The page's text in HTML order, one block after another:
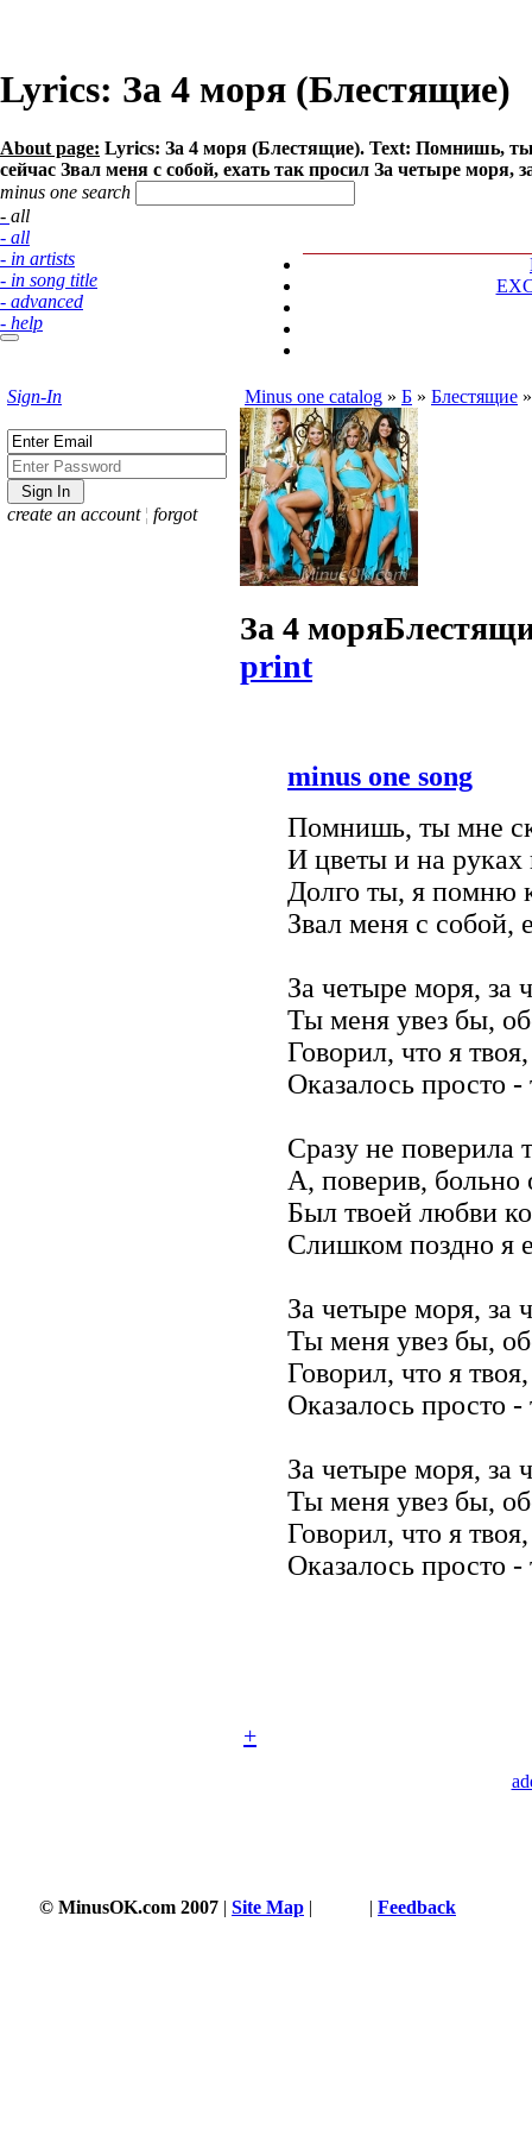
Lyrics: За 4 моря (Блестящие)
About page: Lyrics: За 4 моря (Блестящие). Text: Помнишь,
сейчас Звал меня с собой, ехать так просил За четыре моря,
minus one search
- all
- all
- in artists
- in song title
- advanced
- help
Sign-In
create an account ¦ forgot
Minus one catalog » Б » Блестящие
За 4 моря
print
minus one song
Помнишь, ты мне
И цветы и на руках
Долго ты, я помню
Звал меня с собой,
За четыре моря, за
Ты меня увез бы,
Говорил, что я
Оказалось просто -
Сразу не поверила
А, поверив, больно
Был твоей любви
Слишком поздно я
За четыре моря, за
Ты меня увез бы,
Говорил, что я
Оказалось просто -
За четыре моря, за
Ты меня увез бы,
Говорил, что я
Оказалось просто -
+
© MinusOK.com 2007 | Site Map | | Feedback